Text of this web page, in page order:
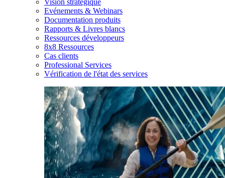
Vision stratégique
Evénements & Webinars
Documentation produits
Rapports & Livres blancs
Ressources développeurs
8x8 Ressources
Cas clients
Professional Services
Vérification de l'état des services